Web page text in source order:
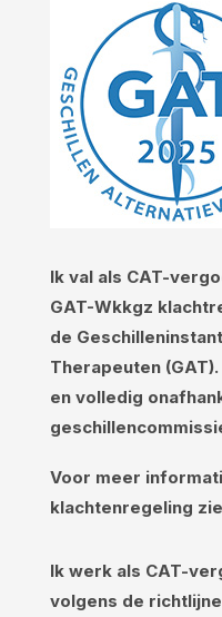
Ik val als CAT-
GAT-Wkkgz
de
Therapeuten
en volledig
Voor meer
klachtenregeling
Ik werk als CAT-
volgens de